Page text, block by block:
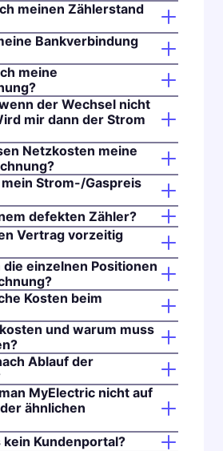
meinen Zählerstand
Bankverbindung
meine
der Wechsel nicht
mir dann der Strom
Netzkosten meine
Strom-/Gaspreis
defekten Zähler?
Vertrag vorzeitig
einzelnen Positionen
Kosten beim
und warum muss
Ablauf der
MyElectric nicht auf
ähnlichen
Kundenportal?